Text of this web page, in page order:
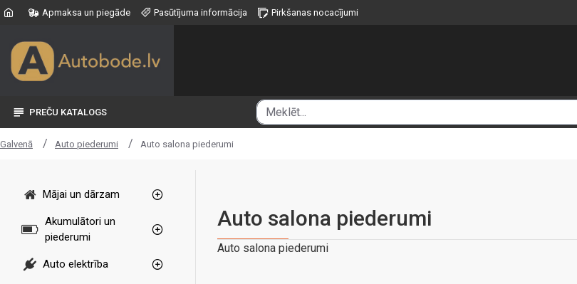
Apmaksa un piegāde Pasūtījuma informācija Pirkšanas nocacījumi
PREČU KATALOGS
Galvenā Auto piederumi Auto salona piederumi
Mājai un dārzam
Akumulātori un
piederumi
Auto elektrība
Auto salona piederumi
Auto salona piederumi